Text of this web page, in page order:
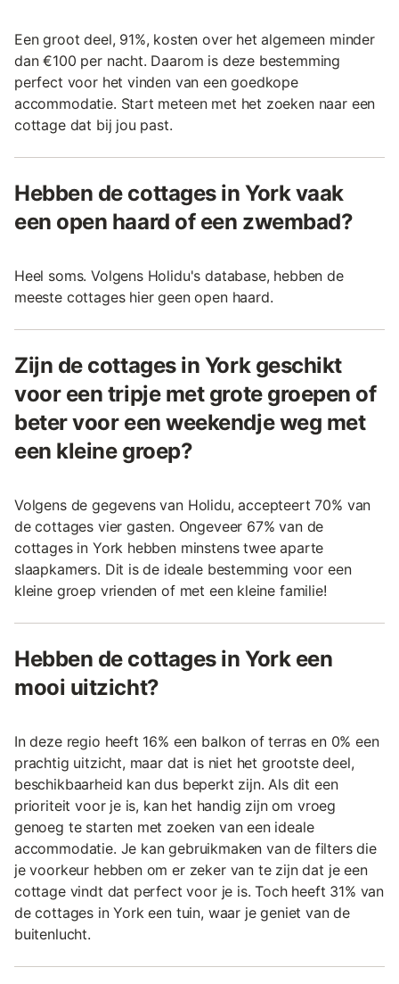
Een groot deel, 91%, kosten over het algemeen minder
dan €100 per nacht. Daarom is deze bestemming
perfect voor het vinden van een goedkope
accommodatie. Start meteen met het zoeken naar een
cottage dat bij jou past.
Hebben de cottages in York vaak
een open haard of een zwembad?
Heel soms. Volgens Holidu's database, hebben de
meeste cottages hier geen open haard.
Zijn de cottages in York geschikt
voor een tripje met grote groepen of
beter voor een weekendje weg met
een kleine groep?
Volgens de gegevens van Holidu, accepteert 70% van
de cottages vier gasten. Ongeveer 67% van de
cottages in York hebben minstens twee aparte
slaapkamers. Dit is de ideale bestemming voor een
kleine groep vrienden of met een kleine familie!
Hebben de cottages in York een
mooi uitzicht?
In deze regio heeft 16% een balkon of terras en 0% een
prachtig uitzicht, maar dat is niet het grootste deel,
beschikbaarheid kan dus beperkt zijn. Als dit een
prioriteit voor je is, kan het handig zijn om vroeg
genoeg te starten met zoeken van een ideale
accommodatie. Je kan gebruikmaken van de filters die
je voorkeur hebben om er zeker van te zijn dat je een
cottage vindt dat perfect voor je is. Toch heeft 31% van
de cottages in York een tuin, waar je geniet van de
buitenlucht.